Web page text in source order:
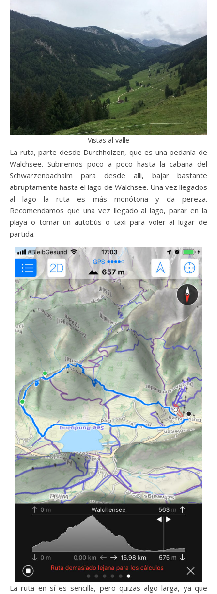
Vistas al valle
La ruta, parte desde Durchholzen, que es una pedanía de
Walchsee. Subiremos poco a poco hasta la cabaña del
Schwarzenbachalm para desde alli, bajar bastante
abruptamente hasta el lago de Walchsee. Una vez llegados
al lago la ruta es más monótona y da pereza.
Recomendamos que una vez llegado al lago, parar en la
playa o tomar un autobús o taxi para voler al lugar de
partida.
La ruta en sí es sencilla, pero quizas algo larga, ya que